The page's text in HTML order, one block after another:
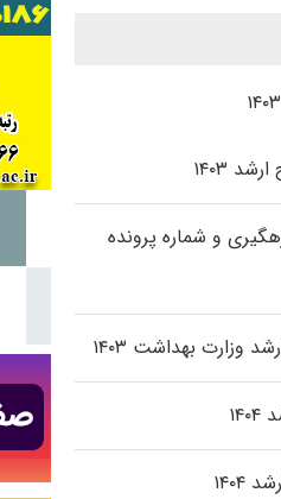
۱۴۰۳
و شماره پرونده
وزارت بهداشت ۱۴۰۳